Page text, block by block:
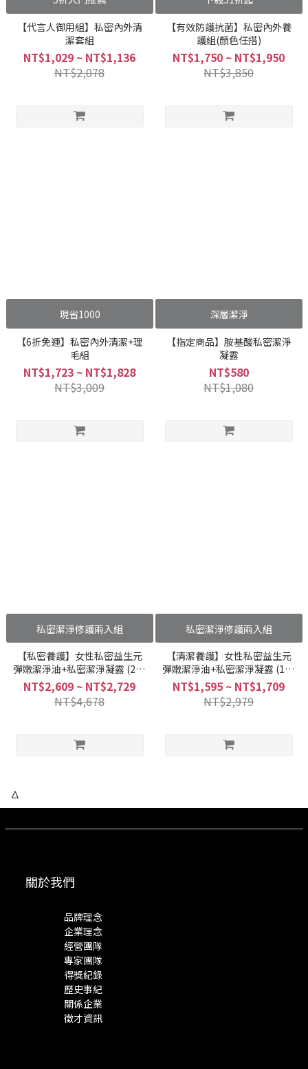
【代言人御用組】私密內外清
潔套組
NT$1,029 ~ NT$1,136
NT$2,078
【有效防護抗菌】私密內外養
護組(顏色任搭)
NT$1,750 ~ NT$1,950
NT$3,850
現省1000
【6折免運】私密內外清潔+理
毛組
NT$1,723 ~ NT$1,828
NT$3,009
深層潔淨
【指定商品】胺基酸私密潔淨
凝露
NT$580
NT$1,080
私密潔淨修護兩入組
【私密養護】女性私密益生元
彈嫩潔淨油+私密潔淨凝露 (2+1
組合)
NT$2,609 ~ NT$2,729
NT$4,678
私密潔淨修護兩入組
【清潔養護】女性私密益生元
彈嫩潔淨油+私密潔淨凝露 (1+1
組合)
NT$1,595 ~ NT$1,709
NT$2,979
∆
關於我們
品牌理念
企業理念
經營團隊
專家團隊
得獎紀錄
歷史事紀
關係企業
徵才資訊